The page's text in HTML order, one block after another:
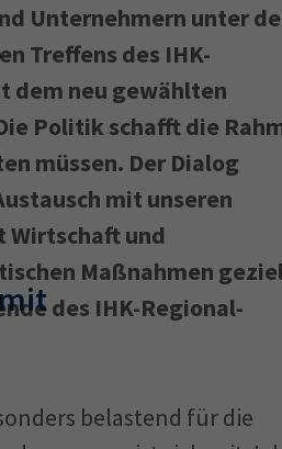
Unternehmern unter
Treffens des IHK-
dem neu gewählten
Politik schafft die
müssen. Der Dialog
mit unseren
Wirtschaft und
Maßnahmen
des IHK-Regional­
belastend für die